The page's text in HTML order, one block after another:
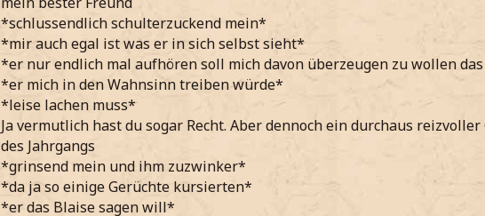
*schlussendlich schulterzuckend mein*
*mir auch egal ist was er in sich selbst sieht*
*er nur endlich mal aufhören soll mich davon überzeugen zu wollen
*er mich in den Wahnsinn treiben würde*
*leise lachen muss*
Ja vermutlich hast du sogar Recht. Aber dennoch ein durchaus
des Jahrgangs
*grinsend mein und ihm zuzwinker*
*da ja so einige Gerüchte kursierten*
*er das Blaise sagen will*